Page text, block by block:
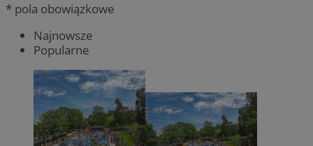
* pola obowiązkowe
Najnowsze
Popularne